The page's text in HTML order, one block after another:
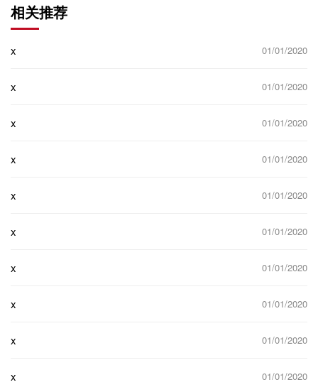
相关推荐
x 01/01/2020
x 01/01/2020
x 01/01/2020
x 01/01/2020
x 01/01/2020
x 01/01/2020
x 01/01/2020
x 01/01/2020
x 01/01/2020
x 01/01/2020